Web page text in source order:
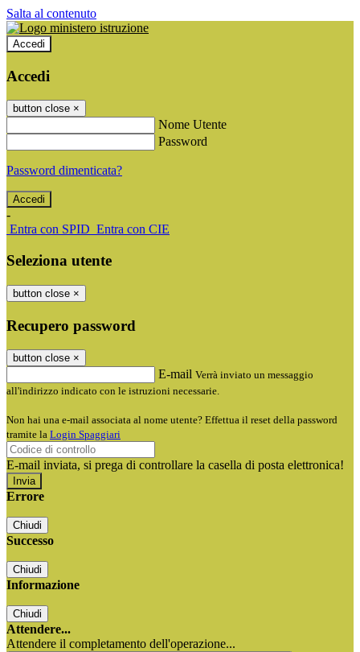
Salta al contenuto
Accedi
Accedi
button close ×
Nome Utente
Password
Password dimenticata?
-
Entra con SPID Entra con CIE
Seleziona utente
button close ×
Recupero password
button close ×
E-mail Verrà inviato un messaggio
all'indirizzo indicato con le istruzioni necessarie.
Non hai una e-mail associata al nome utente? Effettua il reset della password
tramite la Login Spaggiari
E-mail inviata, si prega di controllare la casella di posta elettronica!
Errore
Chiudi
Successo
Chiudi
Informazione
Chiudi
Attendere...
Attendere il completamento dell'operazione...